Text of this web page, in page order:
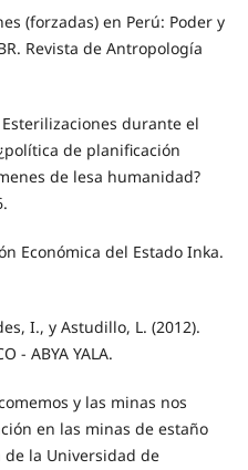
(forzadas) en Perú: Poder y
Revista de Antropología
Esterilizaciones durante el
de planificación
de lesa humanidad?
Económica del Estado Inka.
I., y Astudillo, L. (2012).
- ABYA YALA.
y las minas nos
en las minas de estaño
de la Universidad de